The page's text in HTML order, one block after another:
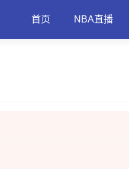
首页 NBA直播